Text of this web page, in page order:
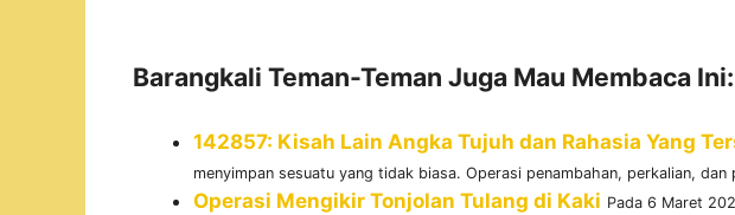
Barangkali Teman-Teman Juga Mau Membaca Ini:
142857: Kisah Lain Angka Tujuh dan Rahasia Yang
menyimpan sesuatu yang tidak biasa. Operasi penambahan, perkalian, dan
Operasi Mengikir Tonjolan Tulang di Kaki Pada 6 Maret